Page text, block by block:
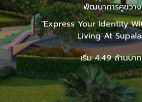
พัฒนาการคูขวาง
"Express Your Identity
Living At
เริ่ม 4.49 ล้านบา